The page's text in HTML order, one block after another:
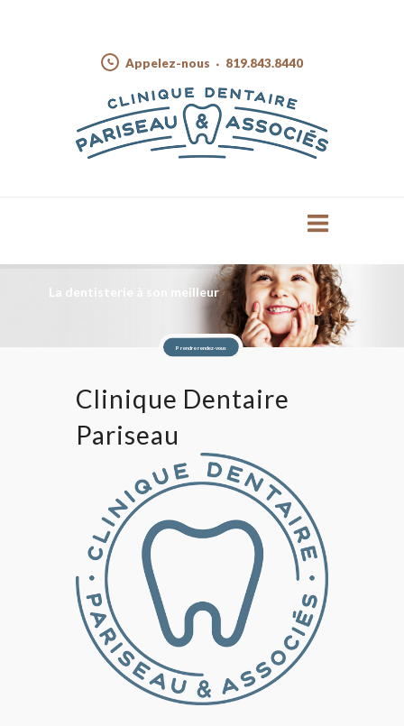
Appelez-nous 819.843.8440
La dentisterie à son meilleur
Prendre rendez-vous
Clinique Dentaire
Pariseau